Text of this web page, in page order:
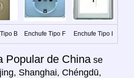
B Enchufe Tipo F Enchufe Tipo I
Popular de China se
Shanghai, Chéngdū,